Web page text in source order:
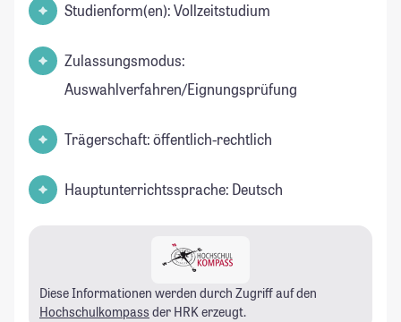
Studienform(en): Vollzeitstudium
Zulassungsmodus:
Auswahlverfahren/Eignungsprüfung
Trägerschaft: öffentlich-rechtlich
Hauptunterrichtssprache: Deutsch
Diese Informationen werden durch Zugriff auf den
Hochschulkompass der HRK erzeugt.